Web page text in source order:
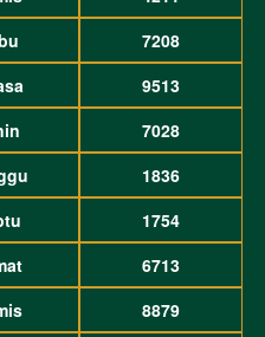
7208
9513
7028
1836
1754
6713
8879